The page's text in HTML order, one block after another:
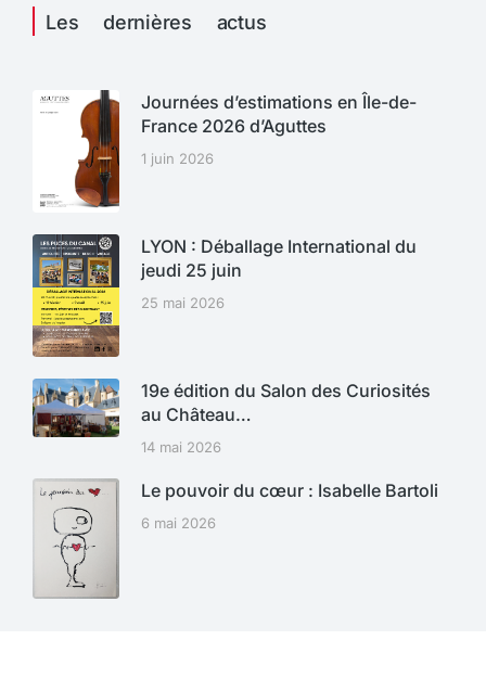
Les dernières actus
Journées d’estimations en Île-de-
France 2026 d’Aguttes
1 juin 2026
LYON : Déballage International du
jeudi 25 juin
25 mai 2026
19e édition du Salon des Curiosités
au Château…
14 mai 2026
Le pouvoir du cœur : Isabelle Bartoli
6 mai 2026